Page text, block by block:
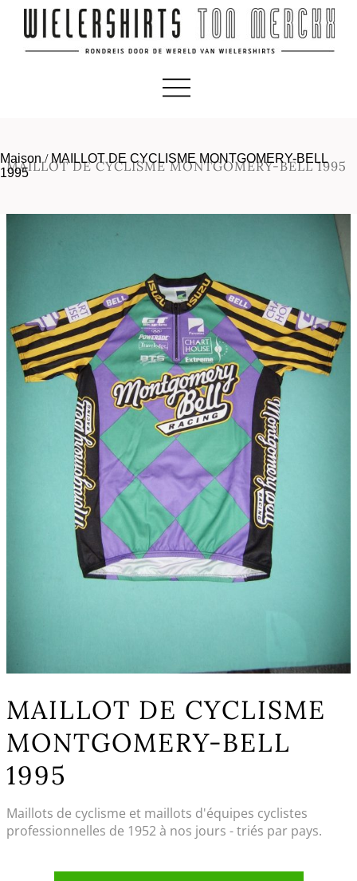
MAILLOT DE CYCLISME MONTGOMERY-BELL 1995
Maison/ MAILLOT DE CYCLISME MONTGOMERY-BELL
1995
MAILLOT DE CYCLISME
MONTGOMERY-BELL
1995
Maillots de cyclisme et maillots d'équipes cyclistes
professionnelles de 1952 à nos jours - triés par pays.